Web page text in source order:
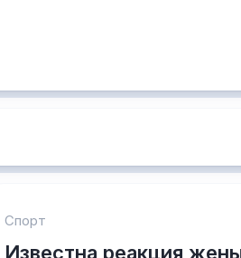
Спорт
Известна реакция